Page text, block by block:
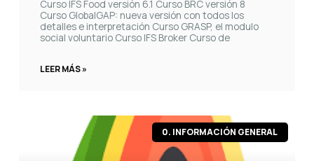
Curso IFS Food versión 6.1 Curso BRC versión 8
Curso GlobalGAP: nueva versión con todos los
detalles e interpretación Curso GRASP, el modulo
social voluntario Curso IFS Broker Curso de
LEER MÁS »
0. INFORMACIÓN GENERAL